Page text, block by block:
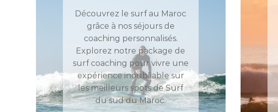
Découvrez le surf au Maroc
grâce à nos séjours de
coaching personnalisés.
Explorez notre package de
surf coaching pour vivre une
expérience inoubliable sur
les meilleurs spots de Surf
du sud du Maroc.